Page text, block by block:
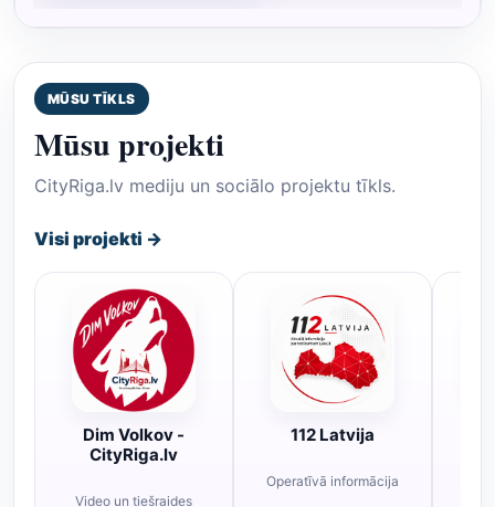
MŪSU TĪKLS
Mūsu projekti
CityRiga.lv mediju un sociālo projektu tīkls.
Visi projekti →
Dim Volkov -
CityRiga.lv
Video un tiešraides
112 Latvija
Operatīvā informācija